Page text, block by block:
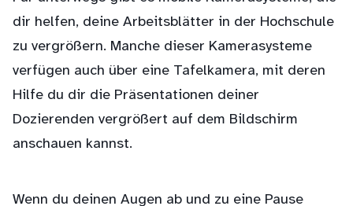
dir helfen, deine Arbeitsblätter in der Hochschule
zu vergrößern. Manche dieser Kamerasysteme
verfügen auch über eine Tafelkamera, mit deren
Hilfe du dir die Präsentationen deiner
Dozierenden vergrößert auf dem Bildschirm
anschauen kannst.
Wenn du deinen Augen ab und zu eine Pause